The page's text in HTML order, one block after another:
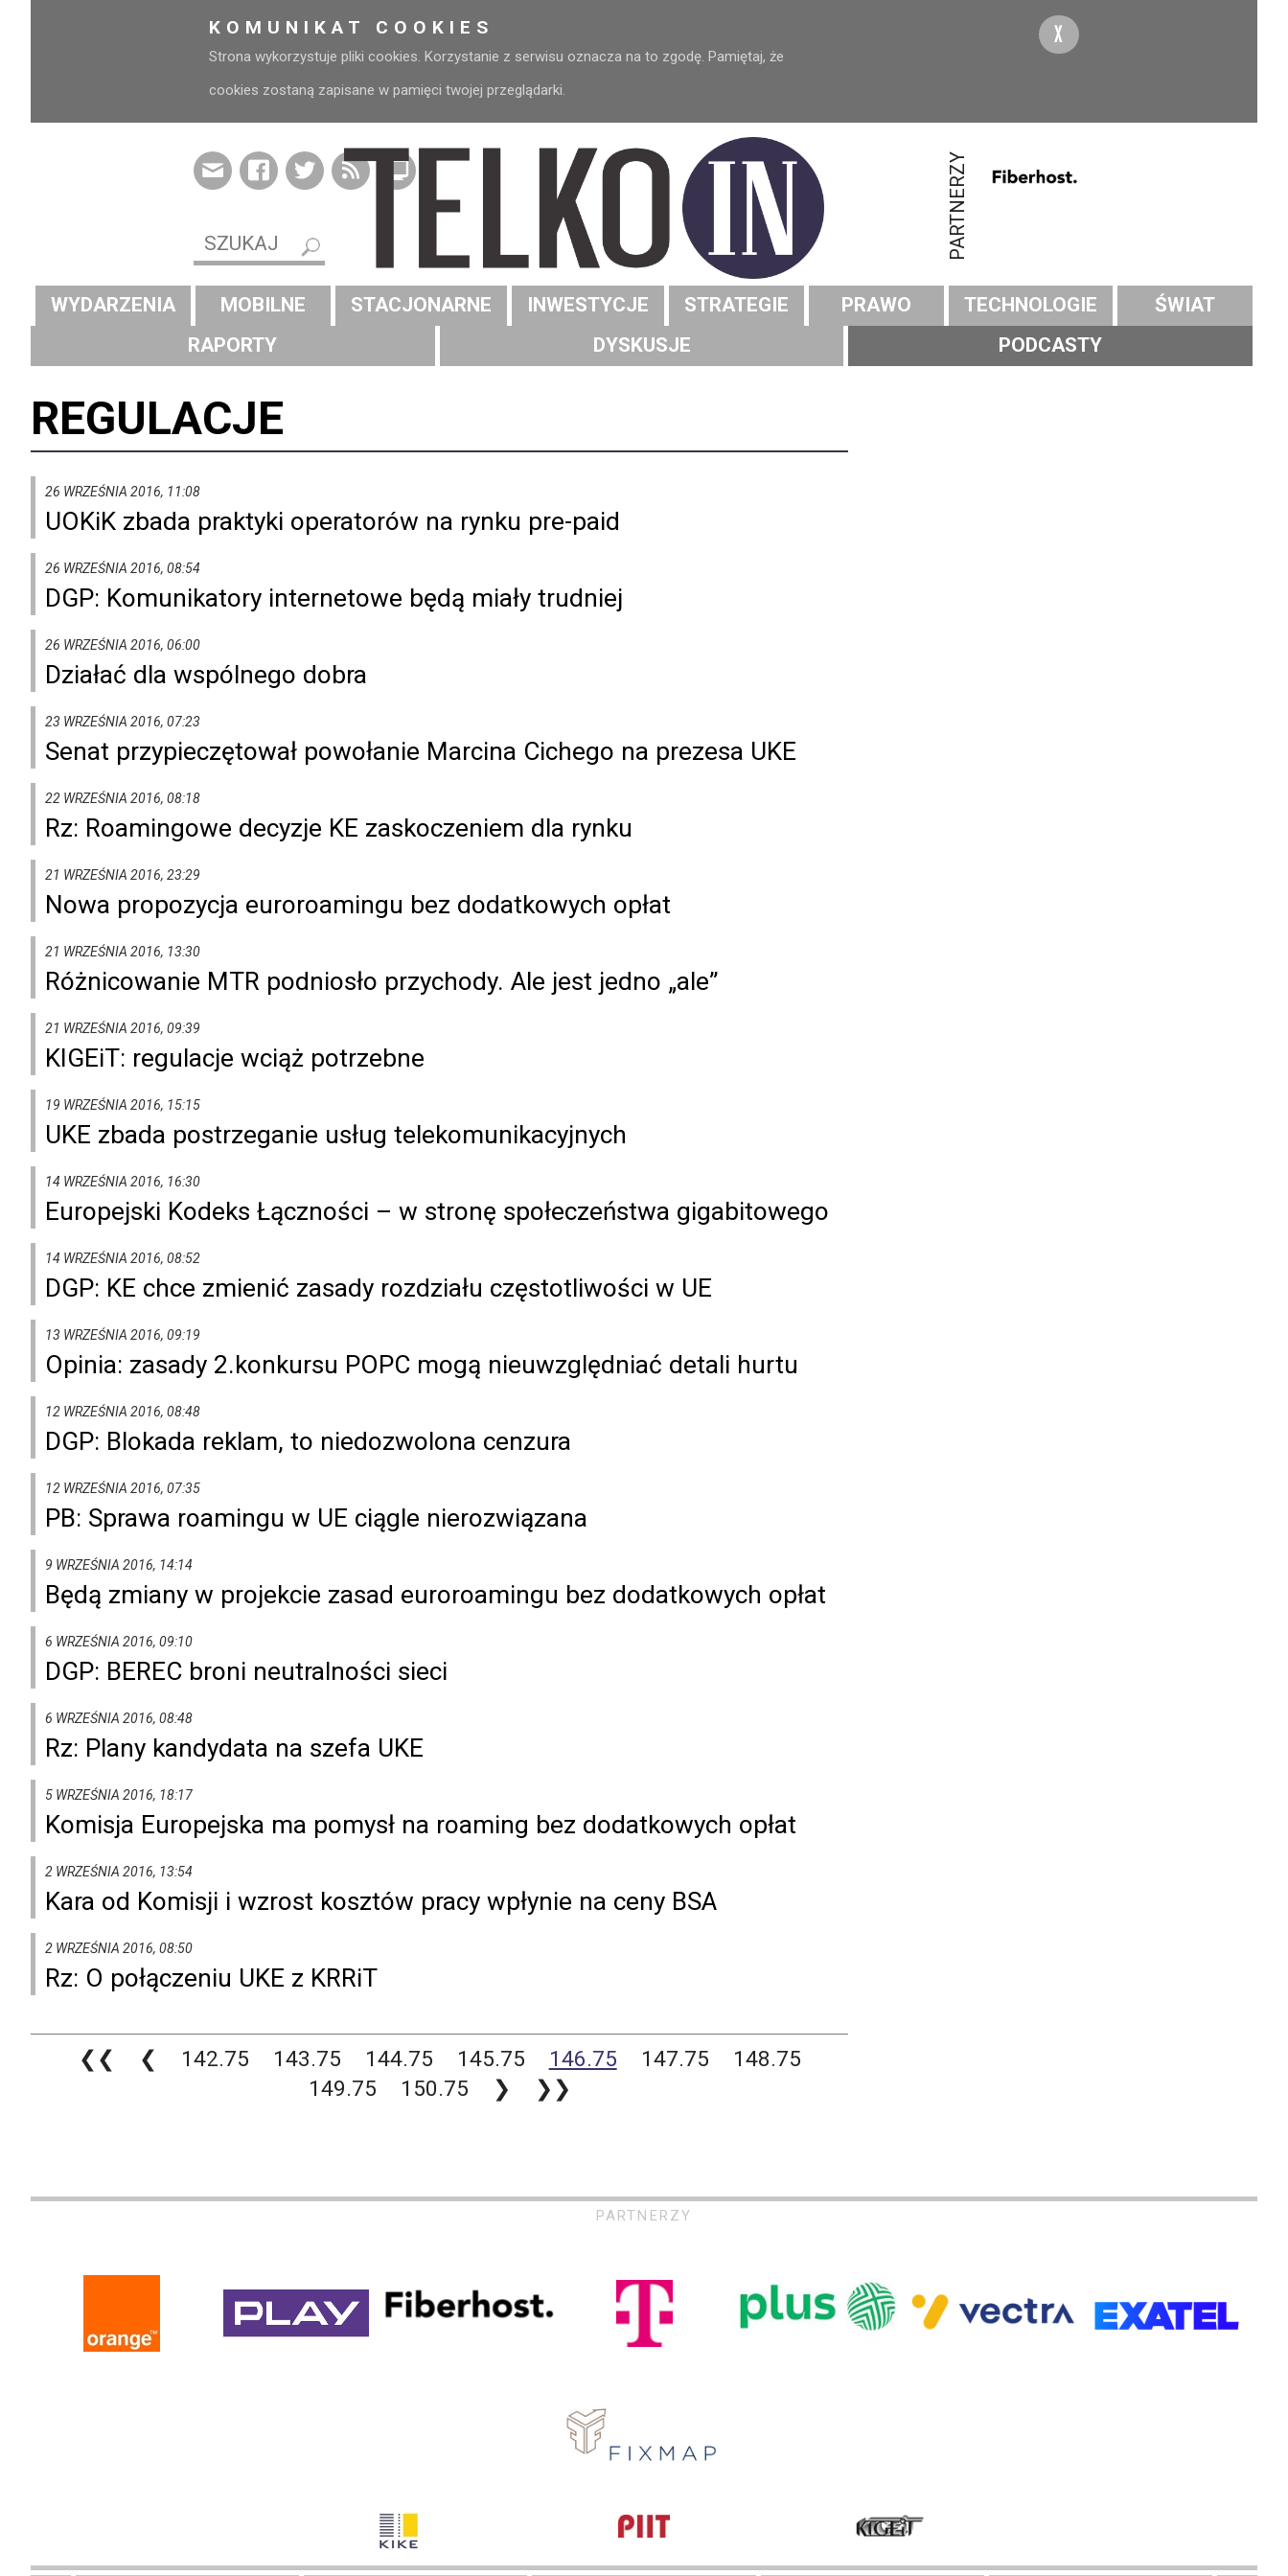
KOMUNIKAT COOKIES
Strona wykorzystuje pliki cookies. Korzystanie z serwisu oznacza na to zgodę. Pamiętaj, że
cookies zostaną zapisane w pamięci twojej przeglądarki.
X
PARTNERZY
WYDARZENIA MOBILNE STACJONARNE INWESTYCJE STRATEGIE PRAWO TECHNOLOGIE
ŚWIAT
RAPORTY
DYSKUSJE PODCASTY
REGULACJE
26 WRZEŚNIA 2016, 11:08
UOKiK zbada praktyki operatorów na rynku pre-paid
26 WRZEŚNIA 2016, 08:54
DGP: Komunikatory internetowe będą miały trudniej
26 WRZEŚNIA 2016, 06:00
Działać dla wspólnego dobra
23 WRZEŚNIA 2016, 07:23
Senat przypieczętował powołanie Marcina Cichego na prezesa UKE
22 WRZEŚNIA 2016, 08:18
Rz: Roamingowe decyzje KE zaskoczeniem dla rynku
21 WRZEŚNIA 2016, 23:29
Nowa propozycja euroroamingu bez dodatkowych opłat
21 WRZEŚNIA 2016, 13:30
Różnicowanie MTR podniosło przychody. Ale jest jedno „ale”
21 WRZEŚNIA 2016, 09:39
KIGEiT: regulacje wciąż potrzebne
19 WRZEŚNIA 2016, 15:15
UKE zbada postrzeganie usług telekomunikacyjnych
14 WRZEŚNIA 2016, 16:30
Europejski Kodeks Łączności – w stronę społeczeństwa gigabitowego
14 WRZEŚNIA 2016, 08:52
DGP: KE chce zmienić zasady rozdziału częstotliwości w UE
13 WRZEŚNIA 2016, 09:19
Opinia: zasady 2.konkursu POPC mogą nieuwzględniać detali hurtu
12 WRZEŚNIA 2016, 08:48
DGP: Blokada reklam, to niedozwolona cenzura
12 WRZEŚNIA 2016, 07:35
PB: Sprawa roamingu w UE ciągle nierozwiązana
9 WRZEŚNIA 2016, 14:14
Będą zmiany w projekcie zasad euroroamingu bez dodatkowych opłat
6 WRZEŚNIA 2016, 09:10
DGP: BEREC broni neutralności sieci
6 WRZEŚNIA 2016, 08:48
Rz: Plany kandydata na szefa UKE
5 WRZEŚNIA 2016, 18:17
Komisja Europejska ma pomysł na roaming bez dodatkowych opłat
2 WRZEŚNIA 2016, 13:54
Kara od Komisji i wzrost kosztów pracy wpłynie na ceny BSA
2 WRZEŚNIA 2016, 08:50
Rz: O połączeniu UKE z KRRiT
❮❮ ❮ 142.75 143.75 144.75 145.75 146.75 147.75
148.75
149.75
150.75 ❯ ❯❯
PARTNERZY